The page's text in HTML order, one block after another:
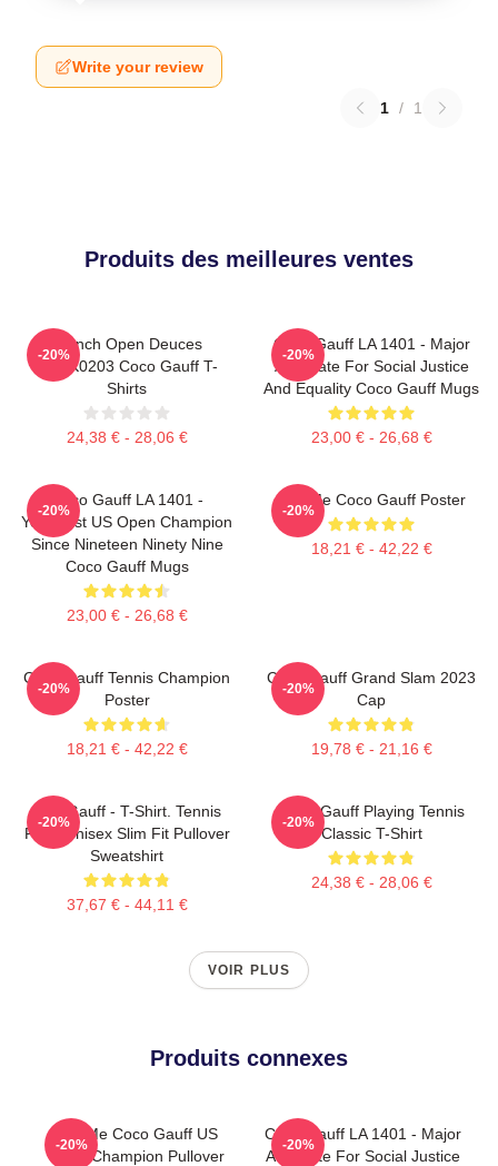
Write your review
1 / 1
Produits des meilleures ventes
French Open Deuces
DTNK0203 Coco Gauff T-
Shirts
24,38 € - 28,06 €
-20%
Coco Gauff LA 1401 - Major
Advocate For Social Justice
And Equality Coco Gauff Mugs
23,00 € - 26,68 €
-20%
Coco Gauff LA 1401 -
Youngest US Open Champion
Since Nineteen Ninety Nine
Coco Gauff Mugs
23,00 € - 26,68 €
-20%
Call Me Coco Gauff Poster
18,21 € - 42,22 €
-20%
Coco Gauff Tennis Champion
Poster
18,21 € - 42,22 €
-20%
Coco Gauff Grand Slam 2023
Cap
19,78 € - 21,16 €
-20%
Cori Gauff - T-Shirt. Tennis
Fans Unisex Slim Fit Pullover
Sweatshirt
37,67 € - 44,11 €
-20%
Coco Gauff Playing Tennis
Classic T-Shirt
24,38 € - 28,06 €
-20%
VOIR PLUS
Produits connexes
Call Me Coco Gauff US
Open Champion Pullover
-20%
Coco Gauff LA 1401 - Major
Advocate For Social Justice
-20%